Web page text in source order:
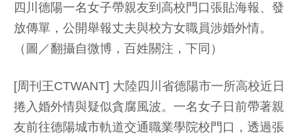
四川德陽一名女子帶親友到高校門口張貼海報、發
放傳單，公開舉報丈夫與校方女職員涉婚外情。
（圖／翻攝自微博，百姓關注，下同）
[周刊王CTWANT] 大陸四川省德陽市一所高校近日
捲入婚外情與疑似貪腐風波。一名女子日前帶著親
友前往德陽城市軌道交通職業學院校門口，透過張